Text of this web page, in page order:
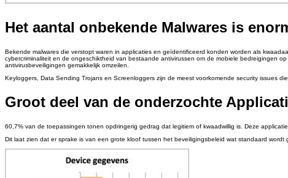
Het aantal onbekende Malwares is
Bekende malwares die verstopt waren in applicaties en geïdentificeerd konden worden als
cybercriminaliteit en de ongeschiktheid van bestaande antivirussen om de mobiele bedreigingen
antivirusbeveiligingen gemakkelijk omzeilen.
Keyloggers, Data Sending Trojans en Screenloggers zijn de meest voorkomende security issues
Groot deel van de onderzochte
60,7% van de toepassingen tonen opdringerig gedrag dat legitiem of kwaadwillig is. Deze
Dit laat zien dat er sprake is van een grote kloof tussen het beveiligingsbeleid wat standaard